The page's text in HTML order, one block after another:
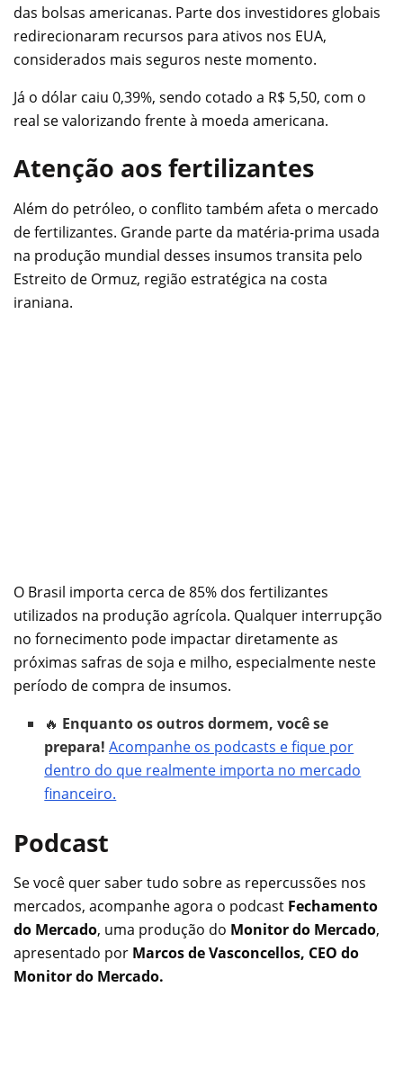
das bolsas americanas. Parte dos investidores globais
redirecionaram recursos para ativos nos EUA,
considerados mais seguros neste momento.
Já o dólar caiu 0,39%, sendo cotado a R$ 5,50, com o
real se valorizando frente à moeda americana.
Atenção aos fertilizantes
Além do petróleo, o conflito também afeta o mercado
de fertilizantes. Grande parte da matéria-prima usada
na produção mundial desses insumos transita pelo
Estreito de Ormuz, região estratégica na costa
iraniana.
O Brasil importa cerca de 85% dos fertilizantes
utilizados na produção agrícola. Qualquer interrupção
no fornecimento pode impactar diretamente as
próximas safras de soja e milho, especialmente neste
período de compra de insumos.
🔥 Enquanto os outros dormem, você se
prepara! Acompanhe os podcasts e fique por
dentro do que realmente importa no mercado
financeiro.
Podcast
Se você quer saber tudo sobre as repercussões nos
mercados, acompanhe agora o podcast Fechamento
do Mercado, uma produção do Monitor do Mercado,
apresentado por Marcos de Vasconcellos, CEO do
Monitor do Mercado.